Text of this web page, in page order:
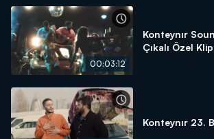
00:03:12
Konteynır
Çıkalı Özel Klip
Konteynır 23.